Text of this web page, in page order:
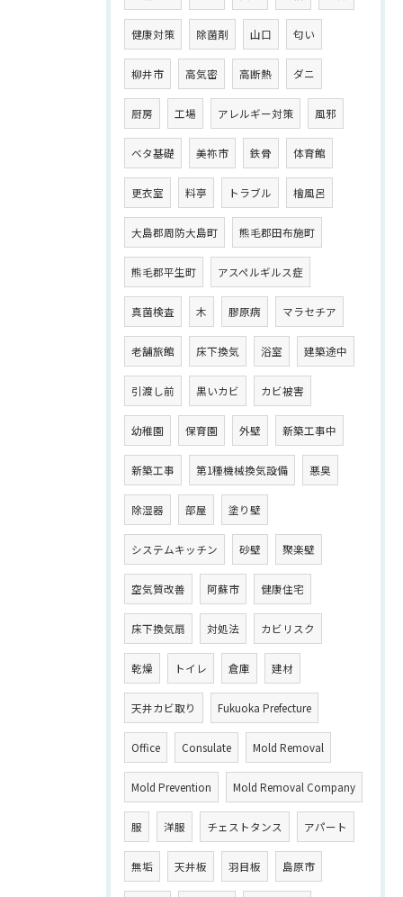
健康対策 除菌剤 山口 匂い
柳井市 高気密 高断熱 ダニ
厨房 工場 アレルギー対策 風邪
ベタ基礎 美祢市 鉄骨 体育館
更衣室 料亭 トラブル 檜風呂
大島郡周防大島町 熊毛郡田布施町
熊毛郡平生町 アスペルギルス症
真菌検査 木 膠原病 マラセチア
老舗旅館 床下換気 浴室 建築途中
引渡し前 黒いカビ カビ被害
幼稚園 保育園 外壁 新築工事中
新築工事 第1種機械換気設備 悪臭
除湿器 部屋 塗り壁
システムキッチン 砂壁 聚楽壁
空気質改善 阿蘇市 健康住宅
床下換気扇 対処法 カビリスク
乾燥 トイレ 倉庫 建材
天井カビ取り Fukuoka Prefecture
Office Consulate Mold Removal
Mold Prevention Mold Removal Company
服 洋服 チェストタンス アパート
無垢 天井板 羽目板 島原市